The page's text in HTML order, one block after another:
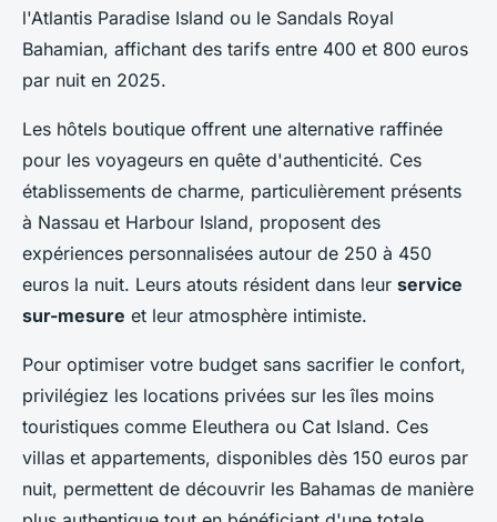
l'Atlantis Paradise Island ou le Sandals Royal
Bahamian, affichant des tarifs entre 400 et 800 euros
par nuit en 2025.
Les hôtels boutique offrent une alternative raffinée
pour les voyageurs en quête d'authenticité. Ces
établissements de charme, particulièrement présents
à Nassau et Harbour Island, proposent des
expériences personnalisées autour de 250 à 450
euros la nuit. Leurs atouts résident dans leur service
sur-mesure et leur atmosphère intimiste.
Pour optimiser votre budget sans sacrifier le confort,
privilégiez les locations privées sur les îles moins
touristiques comme Eleuthera ou Cat Island. Ces
villas et appartements, disponibles dès 150 euros par
nuit, permettent de découvrir les Bahamas de manière